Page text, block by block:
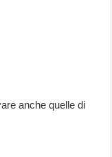
anche quelle di